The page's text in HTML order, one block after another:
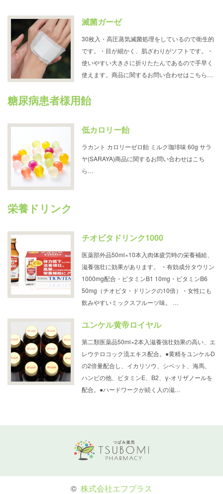
滅菌ガーゼ
30枚入・高圧蒸気滅菌処理をしているので衛生的
です。・目が細かく、肌ざわりがソフトです。・
使いやすい大きさに折りたたんであるので手早く
使えます。商品に関するお問い合わせはこちら…
糖尿病患者様用飴
低カロリー飴
ラカント カロリーゼロ飴 ミルク珈琲味 60g サラ
ヤ(SARAYA)商品に関するお問い合わせはこち
ら…
栄養ドリンク
チオビタドリンク1000
医薬部外品50ml×10本入肉体疲労時の栄養補給、
滋養強壮に効果があります。 ・有効成分タウリン
1000mg配合・ビタミンB1 10mg・ビタミンB6
50mg（チオビタ・ドリンクの10倍）・女性にも
飲みやすいミックスフルーツ味。 …
ユンケル黄帝ロイヤル
第二類医薬品50ml×2本入滋養強壮効果の高い、エ
レウテロコック流エキス配合。●黄精をユンケルD
の2倍量配合し、イカリソウ、シベット、海馬、
ハンピの他、ビタミンE、B2、γ-オリザノールを
配合。●ハードワークが続く人の滋…
© 株式会社エフプラス